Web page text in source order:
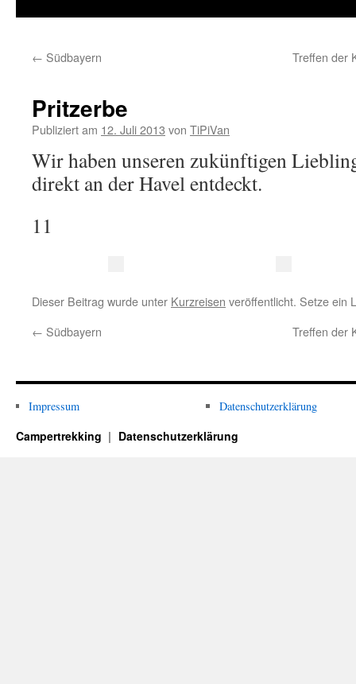
← Südbayern Treffen der
Pritzerbe
Publiziert am 12. Juli 2013 von TiPiVan
Wir haben unseren zukünftigen
direkt an der Havel entdeckt.
11
Dieser Beitrag wurde unter Kurzreisen veröffentlicht. Setze ein
← Südbayern Treffen der
Impressum Datenschutzerklärung
Campertrekking Datenschutzerklärung